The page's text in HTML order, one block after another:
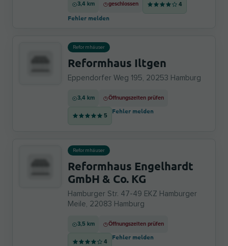
3,4 km geschlossen 4
Fehler melden
Reformhäuser
Reformhaus Iltgen
Eppendorfer Weg 195, 20253 Hamburg
3,4 km Öffnungszeiten prüfen
5
Fehler melden
Reformhäuser
Reformhaus Engelhardt
GmbH & Co. KG
Hamburger Str. 47-49 EKZ Hamburger
Meile, 22083 Hamburg
3,5 km Öffnungszeiten prüfen
4
Fehler melden